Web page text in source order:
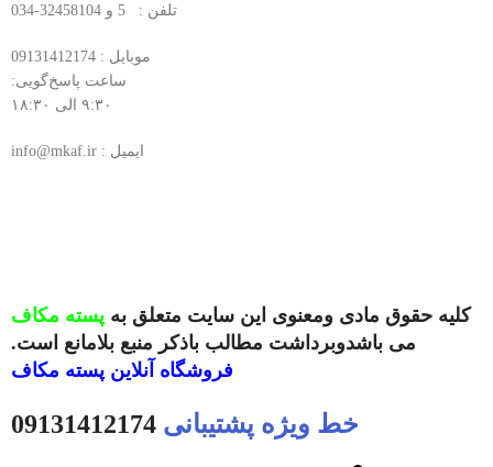
تلفن : 5 و 32458104-034
موبایل : 09131412174
ساعت پاسخ‌گویی:
۹:۳۰ الی ۱۸:۳۰
ایمیل : info@mkaf.ir
کلیه حقوق مادی ومعنوی این سایت متعلق به پسته مکاف
می باشدوبرداشت مطالب باذکر منبع بلامانع است.
فروشگاه آنلاین پسته مکاف
خط ویژه پشتیبانی 09131412174